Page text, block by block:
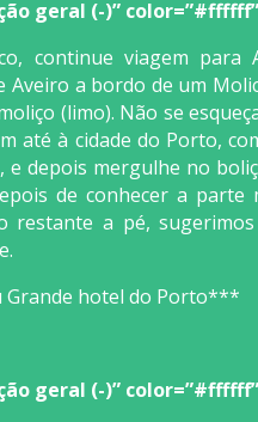
geral (-)”
continue viagem para
a bordo de um
(limo). Não se
até à cidade do Porto,
depois mergulhe no
de conhecer a parte
restante a pé,
hotel do Porto***
geral (-)”